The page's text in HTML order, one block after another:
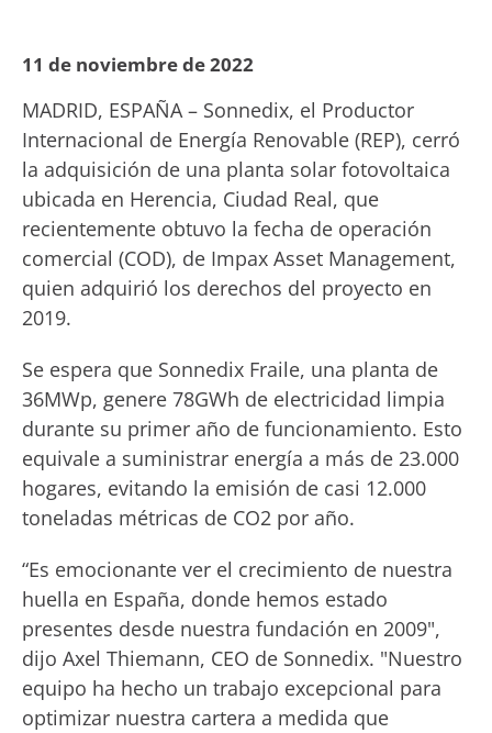
11 de noviembre de 2022
MADRID, ESPAÑA – Sonnedix, el Productor
Internacional de Energía Renovable (REP), cerró
la adquisición de una planta solar fotovoltaica
ubicada en Herencia, Ciudad Real, que
recientemente obtuvo la fecha de operación
comercial (COD), de Impax Asset Management,
quien adquirió los derechos del proyecto en
2019.
Se espera que Sonnedix Fraile, una planta de
36MWp, genere 78GWh de electricidad limpia
durante su primer año de funcionamiento. Esto
equivale a suministrar energía a más de 23.000
hogares, evitando la emisión de casi 12.000
toneladas métricas de CO2 por año.
“Es emocionante ver el crecimiento de nuestra
huella en España, donde hemos estado
presentes desde nuestra fundación en 2009",
dijo Axel Thiemann, CEO de Sonnedix. "Nuestro
equipo ha hecho un trabajo excepcional para
optimizar nuestra cartera a medida que